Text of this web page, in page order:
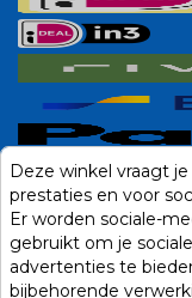
Deze winkel vraagt
prestaties en voor
Er worden sociale-
gebruikt om je
advertenties te
bijbehorende